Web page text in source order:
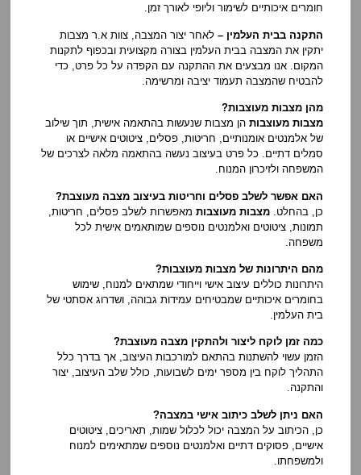
חומרים איכותיים לשימור וליופי לאורך זמן.
התקנה בבית העלמין –לאחר יצור המצבה, צוות א.ר מצבות
יתקין את המצבה בבית העלמין בצורה מקצועית ובכפוף לתקנות
המקום. אנו מבצעים את ההתקנה עם הקפדה על כל פרט, כדי
להבטיח שהמצבה תעמוד יציבה ומרשימה.
מהן מצבות מעוצבות?
מצבות מעוצבות הן מצבות שנעשות בהתאמה אישית, תוך שילוב
של אלמנטים אומנותיים, חריטות, פסלים, ציטוטים אישיים או
סמלים דתיים. כל פרט בעיצוב נעשה בהתאמה מלאה לצרכים של
המשפחה ולזיכרון המנוח.
האם אפשר לשלב פסלים וחריטות בעיצוב מצבה מעוצבת?
כן, בהחלט.מצבות מעוצבות מאפשרות לשלב פסלים, חריטות,
תמונות, ציטוטים ואלמנטים נוספים שמותאמים אישית לכל
משפחה.
מהם היתרונות של מצבות מעוצבות?
היתרונות כוללים עיצוב אישי וייחודי שמתאים למנוח, שימוש
בחומרים איכותיים שמבטיחים עמידות גבוהה, ושדרוג אסתטי של
בית העלמין.
כמה זמן לוקח ליצור ולהתקין מצבה מעוצבת?
הזמן עשוי להשתנות בהתאם למורכבות העיצוב, אך בדרך כלל
התהליך לוקח בין מספר ימים לשבועות, כולל שלב העיצוב, יצור
והתקנה.
האם ניתן לשלב כיתוב אישי במצבה?
כן, הכיתוב על המצבה יכול לכלול שמות, תאריכים, ציטוטים
אישיים, פסוקים דתיים ואלמנטים נוספים שמתאימים למנוח
ולמשפחתו.